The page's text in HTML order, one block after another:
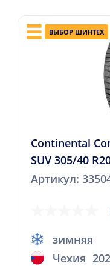
ВЫБОР ШИНТЕХ
Continental
SUV 305/40
Артикул:
зимняя
Чехия